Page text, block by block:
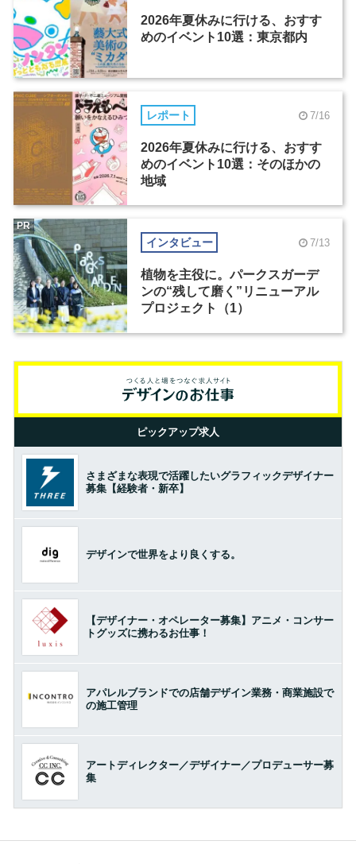
2026年夏休みに行ける、おすす
めのイベント10選：東京都内
レポート 7/16
2026年夏休みに行ける、おすす
めのイベント10選：そのほかの
地域
インタビュー 7/13
植物を主役に。パークスガーデ
ンの“残して磨く”リニューアル
プロジェクト（1）
PR
ピックアップ求人
さまざまな表現で活躍したいグラフィックデザイナー
募集【経験者・新卒】
デザインで世界をより良くする。
【デザイナー・オペレーター募集】アニメ・コンサー
トグッズに携わるお仕事！
アパレルブランドでの店舗デザイン業務・商業施設で
の施工管理
アートディレクター／デザイナー／プロデューサー募
集